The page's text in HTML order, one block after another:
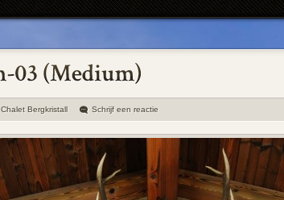
Chalet Bergkristall Schrijf een reactie